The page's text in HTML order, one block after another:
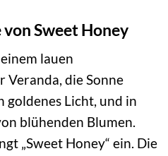
Sweet Honey
lauen
Veranda, die Sonne
goldenes Licht, und in
blühenden Blumen.
„Sweet Honey“ ein. Die